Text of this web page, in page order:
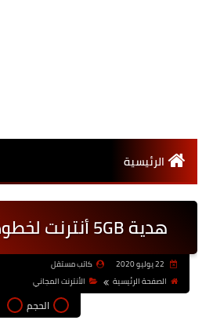
الرئيسية
هدية 5GB أنترنت لخطوط TURKCELL
كاتب مستقل
الصفحة الرئيسية
الأنترنت المجاني
الحجم